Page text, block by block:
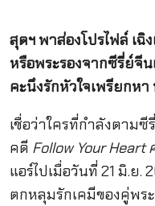
สุดฯ พาส่องโปรไฟล์ เ
หรือพระรองจากซีรี่ย์จี
คะนึงรักหัวใจเพรียกห
เชื่อว่าใครที่กำลังตาม
คดี Follow Your Heart
แอร์ไปเมื่อวันที่ 21 มิ.ย
ตกหลุมรักเคมีของคู่พร